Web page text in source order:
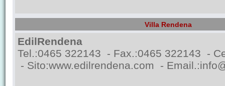
Villa Rendena
EdilRendena
Tel.:0465 322143 - Fax.:0465 322143 -
- Sito:www.edilrendena.com - Email.: